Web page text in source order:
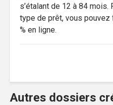
s’étalant de 12 à 84
type de prêt, vous
% en ligne.
Autres dossiers